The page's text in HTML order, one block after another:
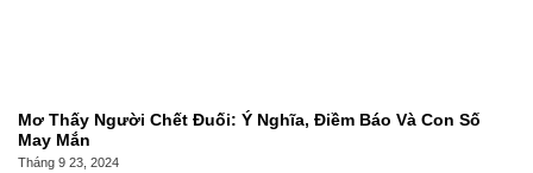
Mơ Thấy Người Chết Đuối: Ý Nghĩa, Điềm Báo Và Con Số
May Mắn
Tháng 9 23, 2024